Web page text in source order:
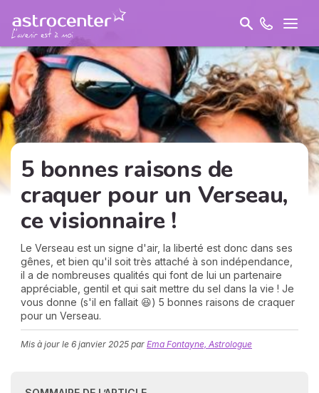
5 bonnes raisons de
craquer pour un Verseau,
ce visionnaire !
Le Verseau est un signe d'air, la liberté est donc dans ses
gênes, et bien qu'il soit très attaché à son indépendance,
il a de nombreuses qualités qui font de lui un partenaire
appréciable, gentil et qui sait mettre du sel dans la vie ! Je
vous donne (s'il en fallait 😆) 5 bonnes raisons de craquer
pour un Verseau.
Mis à jour le 6 janvier 2025 par Ema Fontayne, Astrologue